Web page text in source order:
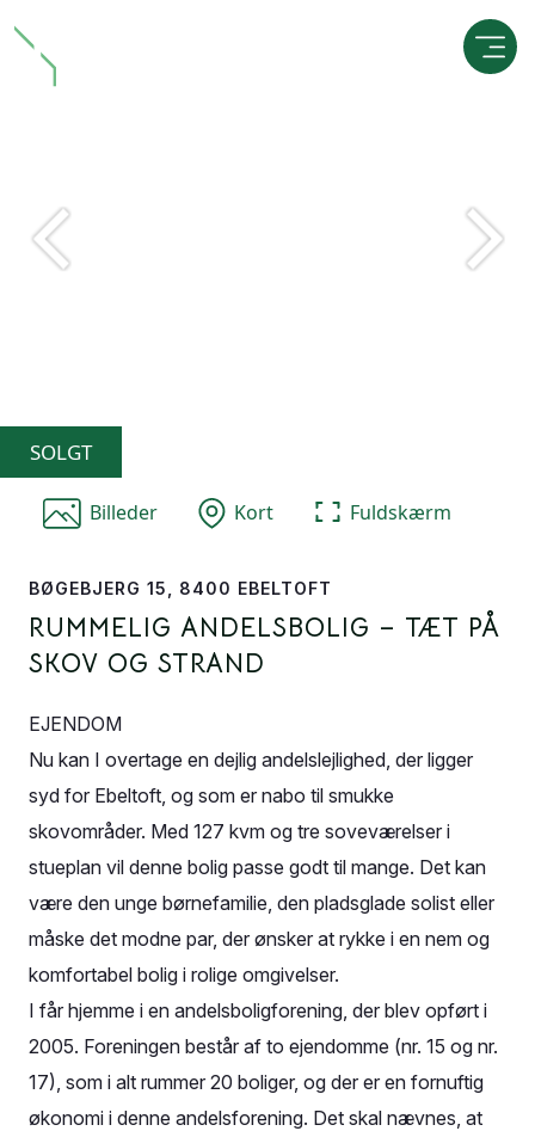
SOLGT
Billeder Kort Fuldskærm
BØGEBJERG 15, 8400 EBELTOFT
RUMMELIG ANDELSBOLIG – TÆT PÅ
SKOV OG STRAND
EJENDOM
Nu kan I overtage en dejlig andelslejlighed, der ligger
syd for Ebeltoft, og som er nabo til smukke
skovområder. Med 127 kvm og tre soveværelser i
stueplan vil denne bolig passe godt til mange. Det kan
være den unge børnefamilie, den pladsglade solist eller
måske det modne par, der ønsker at rykke i en nem og
komfortabel bolig i rolige omgivelser.
I får hjemme i en andelsboligforening, der blev opført i
2005. Foreningen består af to ejendomme (nr. 15 og nr.
17), som i alt rummer 20 boliger, og der er en fornuftig
økonomi i denne andelsforening. Det skal nævnes, at